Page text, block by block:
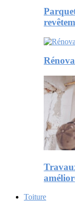
Toiture